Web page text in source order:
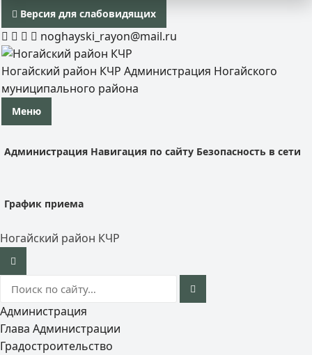
Версия для слабовидящих
noghayski_rayon@mail.ru
Ногайский район КЧР Администрация Ногайского
муниципального района
Меню
Администрация Навигация по сайту Безопасность в сети
График приема
Ногайский район КЧР
Администрация
Глава Администрации
Градостроительство